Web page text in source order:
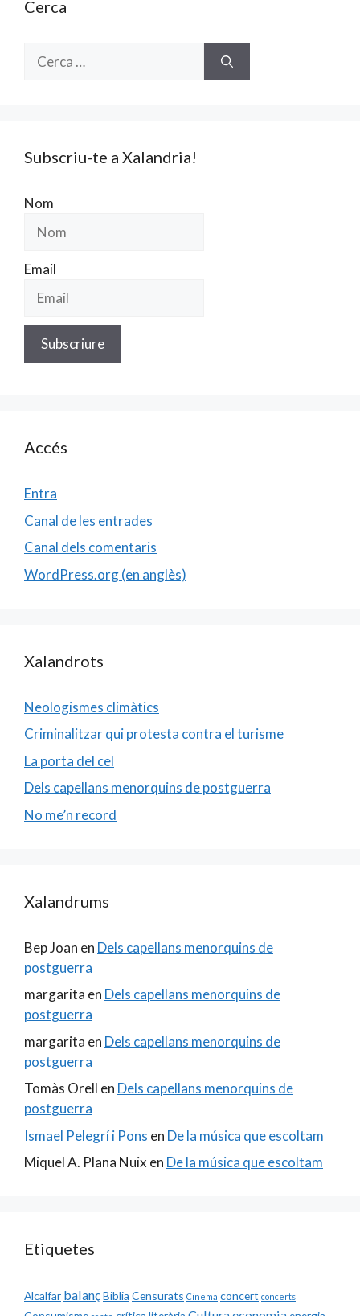
Cerca
Subscriu-te a Xalandria!
Nom
Email
Accés
Entra
Canal de les entrades
Canal dels comentaris
WordPress.org (en anglès)
Xalandrots
Neologismes climàtics
Criminalitzar qui protesta contra el turisme
La porta del cel
Dels capellans menorquins de postguerra
No me’n record
Xalandrums
Bep Joan en Dels capellans menorquins de
postguerra
margarita en Dels capellans menorquins de
postguerra
margarita en Dels capellans menorquins de
postguerra
Tomàs Orell en Dels capellans menorquins de
postguerra
Ismael Pelegrí i Pons en De la música que escoltam
Miquel A. Plana Nuix en De la música que escoltam
Etiquetes
Alcalfar balançBiblia Censurats Cinema concert concerts